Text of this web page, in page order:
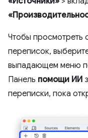
Чтобы просмотреть
переписок,
выпадающем меню
Панель помощи ИИ
переписки, пока